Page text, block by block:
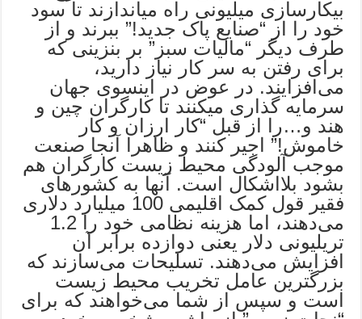
بیکارسازی میلیونی راه میاندازند تا سود
خود را از “صنایع پاک جدید!” ببرند و از
طرف دیگر “مالیات سبز” بر بنزینی که
برای رفتن به سر کار نیاز دارید،
می‌افزایند. در عوض در اینسوی جهان
سرمایه گذاری میکنند تا کارگران چین و
هند و…را از قبل “کار ارزان و کار
خاموش!” اجیر کنند و ظاهرا آنجا صنعت
موجب آلودگی محیط زیست کارگران هم
بشود بلااشکال است. آنها به کشورهای
فقیر قول کمک اقلیمی 100 میلیارد دلاری
می‌دهند، اما هزینه نظامی خود را 1.2
تریلیونی دلار یعنی دوازده برابر آن
افزایش می‌دهند. تسلیحات می‌سازند که
بزرگترین عامل تخریب محیط زیست
است و سپس از شما می‌خواهند که برای